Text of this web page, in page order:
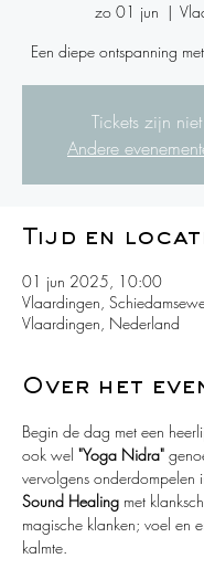
zo 01 jun
  |
Een diepe ontspanning
Tickets zijn
Andere
Tijd en
01 jun 2025, 10:00
Vlaardingen,
Vlaardingen, Nederland
Over het
Begin de dag met een
ook wel "Yoga Nidra"
vervolgens onderdompelen
Sound Healing met
magische klanken; voel en
kalmte.